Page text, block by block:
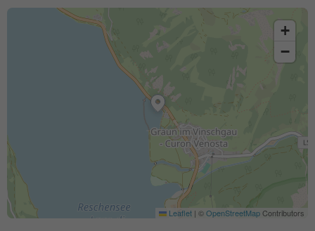
+
−
Leaflet | ©OpenStreetMapContributors